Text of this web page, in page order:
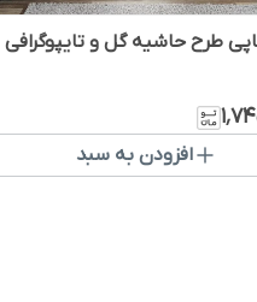
طرح حاشیه گل‌ و تایپوگرافی
افزودن به سبد